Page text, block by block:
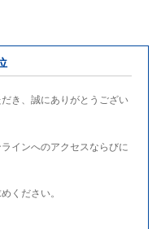
き、誠にありがとうござい
インへのアクセスならびに
ください。